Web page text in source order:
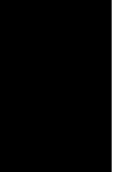
？如果有人問：